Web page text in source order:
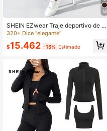
14
SHEIN EZwear Traje deportivo de c
haqueta de manga larga, chaleco y
leggings tejidos en verde menta par
a mujer
320+ Dice "elegante"
$15.462 -15% Estimado